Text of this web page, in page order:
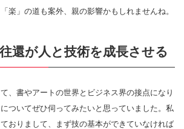
楽」の道も案外、親の影響かもしれませんね。
還が人と技術を成長させる
、書やアートの世界とビジネス界の接点になり
ついてぜひ伺ってみたいと思っていました。私
おりまして、まず技の基本ができていなければ